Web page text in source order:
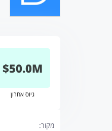
M
50.0
$
גיוס אחרון
מקור: